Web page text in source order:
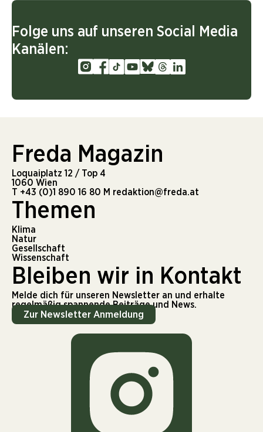
Folge uns auf unseren Social Media
Kanälen:
Freda Magazin
Loquaiplatz 12 / Top 4
1060 Wien
T +43 (0)1 890 16 80 M redaktion@freda.at
Themen
Klima
Natur
Gesellschaft
Wissenschaft
Bleiben wir in Kontakt
Melde dich für unseren Newsletter an und erhalte
regelmäßig spannende Beiträge und News.
Zur Newsletter Anmeldung